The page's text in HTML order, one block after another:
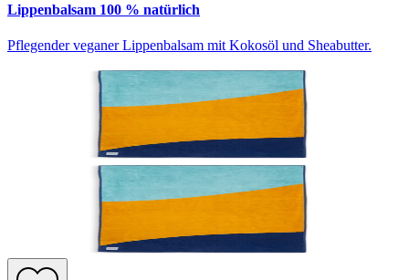
Lippenbalsam 100 % natürlich
Pflegender veganer Lippenbalsam mit Kokosöl und Sheabutter.